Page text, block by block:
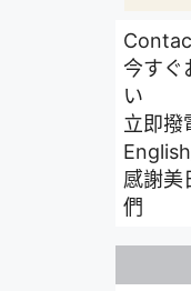
今すぐ
い
立即撥
感謝美
們